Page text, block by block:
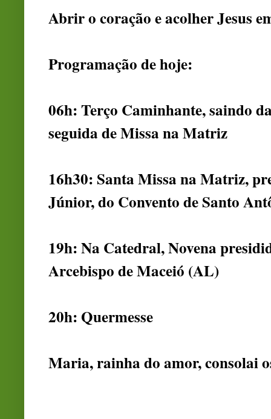
Abrir o coração e acolher Jesus
Programação de hoje:
06h: Terço Caminhante, saindo
seguida de Missa na Matriz
16h30: Santa Missa na Matriz,
Júnior, do Convento de Santo
19h: Na Catedral, Novena
Arcebispo de Maceió (AL)
20h: Quermesse
Maria, rainha do amor, consolai